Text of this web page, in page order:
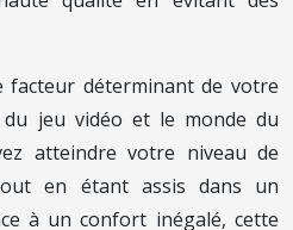
facteur déterminant de votre
jeu vidéo et le monde du
atteindre votre niveau de
en étant assis dans un
à un confort inégalé, cette